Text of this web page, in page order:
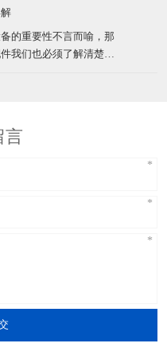
点就是能够使用于180
开关的研制。今天事兴
的重要性不言而喻，那
我们也必须了解清楚。
言